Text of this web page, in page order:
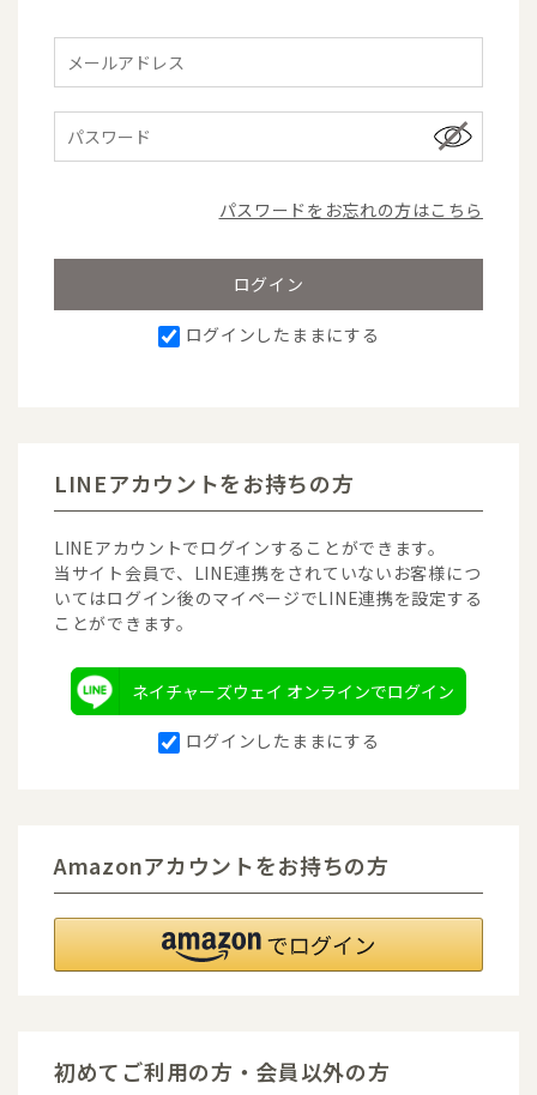
ログインしたままにする
パスワードをお忘れの方はこちら
LINEアカウントをお持ちの方
LINEアカウントでログインすることができます。
当サイト会員で、LINE連携をされていないお客様につ
いてはログイン後のマイページでLINE連携を設定する
ことができます。
ネイチャーズウェイ オンラインでログイン
ログインしたままにする
Amazonアカウントをお持ちの方
初めてご利用の方・会員以外の方